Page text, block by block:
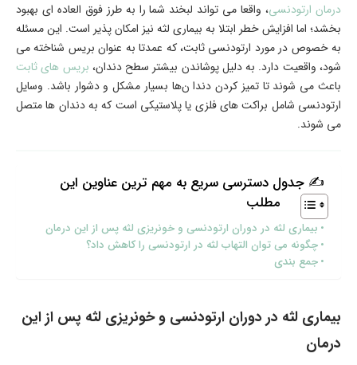
درمان ارتودنسی، واقعا می ‌تواند لبخند شما را به طرز فوق ‌العاده ‌ای بهبود
بخشد؛ اما افزایش خطر ابتلا به بیماری لثه نیز امکان ‌پذیر است. این مسئله
به خصوص در مورد ارتودنسی ثابت، که عمدتا به عنوان بریس شناخته می
‌شود، واقعیت دارد. به دلیل پوشاندن بیشتر سطح دندان، بریس‌ های ثابت
باعث می‌ شوند تا تمیز کردن دندا ن‌ها بسیار مشکل و دشوار باشد. وسایل
ارتودنسی شامل براکت ‌های فلزی یا پلاستیکی است که به دندان ‌ها متصل
می شوند.
✍ جدول دسترسی سریع به مهم ترین عناوین این
مطلب
بیماری لثه در دوران ارتودنسی و خونریزی لثه پس از این درمان
چگونه می ‌توان التهاب لثه در ارتودنسی را کاهش داد؟
جمع بندی
بیماری لثه در دوران ارتودنسی و خونریزی لثه پس از این
درمان